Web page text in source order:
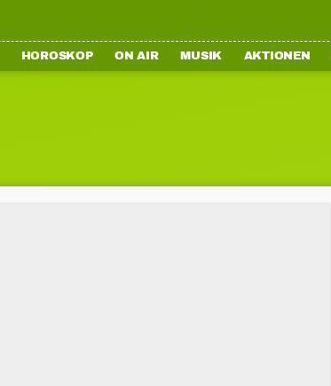
HOROSKOP ON AIR MUSIK AKTIONEN